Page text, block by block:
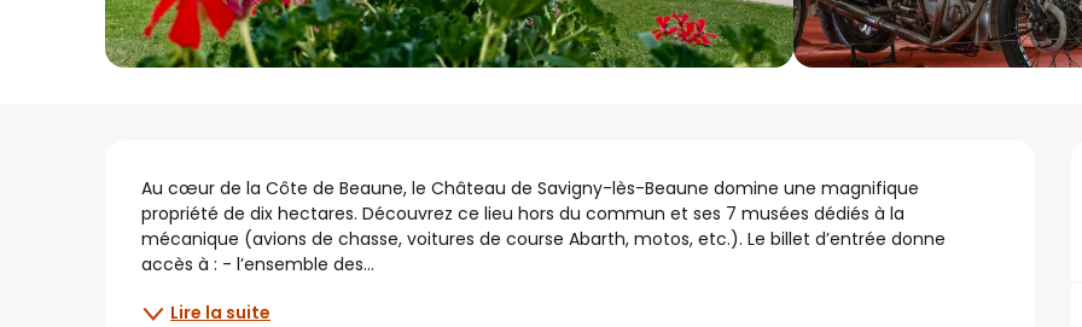
Description
Au cœur de la Côte de Beaune, le Château de Savigny-lès-Beaune domine une magnifique
propriété de dix hectares. Découvrez ce lieu hors du commun et ses 7 musées dédiés à la
mécanique (avions de chasse, voitures de course Abarth, motos, etc.). Le billet d’entrée donne
accès à : - l’ensemble des...
Lire la suite